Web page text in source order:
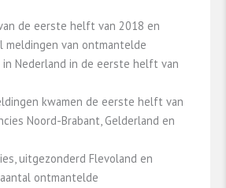
de eerste helft van 2018 en
meldingen van ontmantelde
Nederland in de eerste helft van
kwamen de eerste helft van
Noord-Brabant, Gelderland en
uitgezonderd Flevoland en
ontmantelde